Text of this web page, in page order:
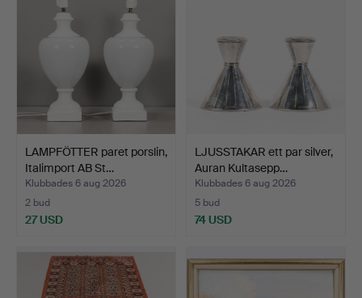
LAMPFÖTTER paret porslin,
Italimport AB St…
Klubbades 6 aug 2026
2 bud
27 USD
LJUSSTAKAR ett par silver,
Auran Kultasepp…
Klubbades 6 aug 2026
5 bud
74 USD